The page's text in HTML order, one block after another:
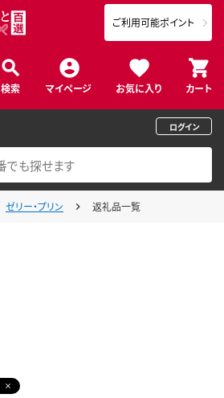
検索 マイページ お気に入り カート
ご利用可能ポイント
ログイン
ゼリー・プリン 返礼品一覧